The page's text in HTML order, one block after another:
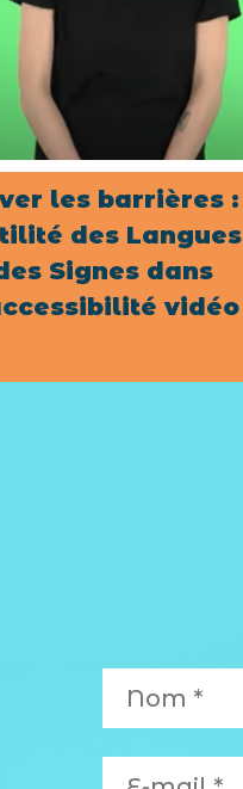
les barrières :
des Langues
Signes dans
vidéo